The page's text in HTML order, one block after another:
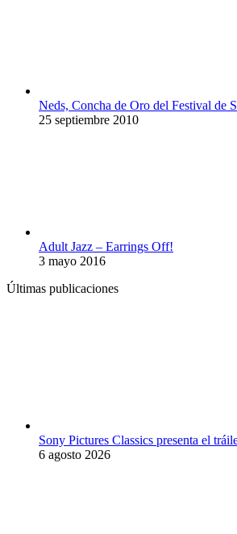
Neds, Concha de Oro del Festival de
25 septiembre 2010
Adult Jazz – Earrings Off!
3 mayo 2016
Últimas publicaciones
Sony Pictures Classics presenta el
6 agosto 2026